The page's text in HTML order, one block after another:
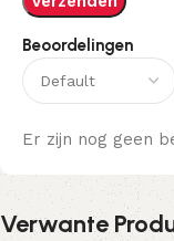
Beoordelingen
Er zijn nog geen
Verwante